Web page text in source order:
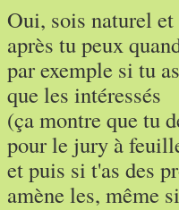
Oui, sois naturel
après tu peux
par exemple si tu
que les intéressés
(ça montre que tu
pour le jury à
et puis si t'as des
amène les, même